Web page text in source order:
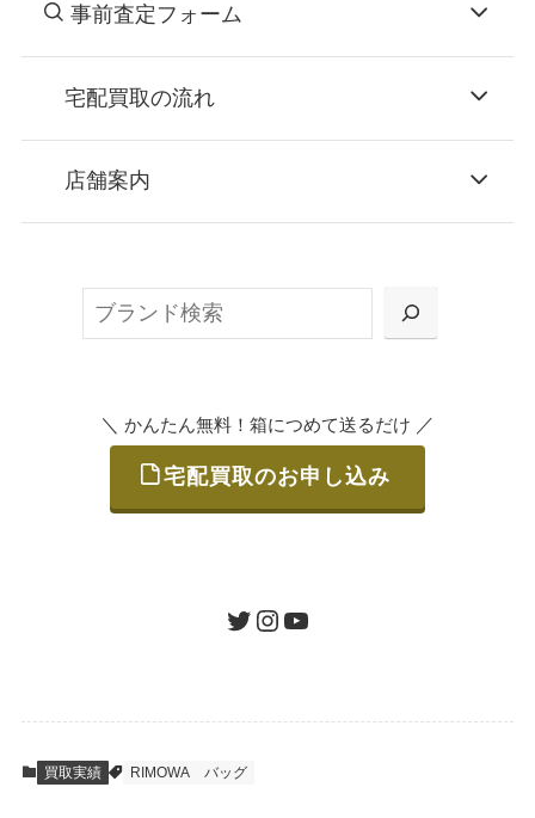
事前査定フォーム
宅配買取の流れ
お申込み
または梱包材不要の「集荷申込」からお選び
ご発送
査定結果のご承認 / 入金
店舗案内
＼ かんたん無料！箱につめて送るだけ ／
宅配買取のお申し込み
ツイッターインスタグラムユーチューブ
買取実績 RIMOWA バッグ